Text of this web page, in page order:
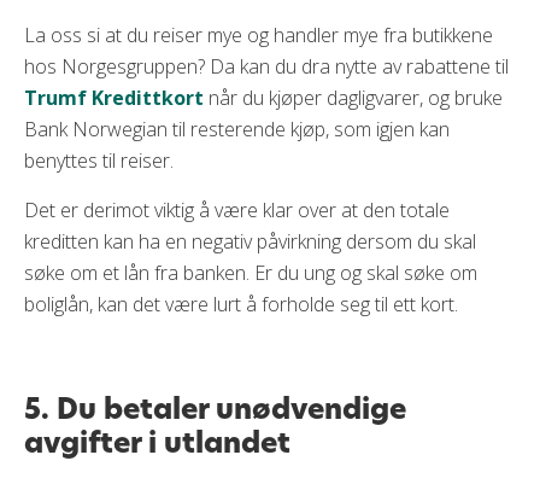
La oss si at du reiser mye og handler mye fra butikkene
hos Norgesgruppen? Da kan du dra nytte av rabattene til
Trumf Kredittkort når du kjøper dagligvarer, og bruke
Bank Norwegian til resterende kjøp, som igjen kan
benyttes til reiser.
Det er derimot viktig å være klar over at den totale
kreditten kan ha en negativ påvirkning dersom du skal
søke om et lån fra banken. Er du ung og skal søke om
boliglån, kan det være lurt å forholde seg til ett kort.
5. Du betaler unødvendige
avgifter i utlandet